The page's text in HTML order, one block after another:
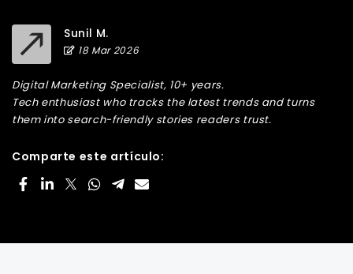
Sunil M.
18 Mar 2026
Digital Marketing Specialist, 10+ years.
Tech enthusiast who tracks the latest trends and turns
them into search-friendly stories readers trust.
Comparte este artículo: